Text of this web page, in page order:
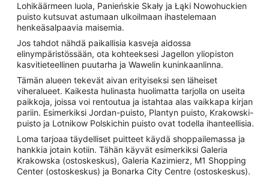
Lohikäärmeen luola, Panieńskie Skały ja Łąki Nowohuckien
puisto kutsuvat astumaan ulkoilmaan ihastelemaan
henkeäsalpaavia maisemia.
Jos tahdot nähdä paikallisia kasveja aidossa
elinympäristössään, ota kohteeksesi Jagellon yliopiston
kasvitieteellinen puutarha ja Wawelin kuninkaanlinna.
Tämän alueen tekevät aivan erityiseksi sen läheiset
viheralueet. Kaikesta hulinasta huolimatta tarjolla on useita
paikkoja, joissa voi rentoutua ja istahtaa alas vaikkapa kirjan
pariin. Esimerkiksi Jordan-puisto, Plantyn puisto, Krakowski-
puisto ja Lotnikow Polskichin puisto ovat todella ihanteellisia.
Loma tarjoaa täydelliset puitteet käydä shoppailemassa ja
hankkia jotain kotiin. Tähän käyvät esimerkiksi Galeria
Krakowska (ostoskeskus), Galeria Kazimierz, M1 Shopping
Center (ostoskeskus) ja Bonarka City Centre (ostoskeskus).